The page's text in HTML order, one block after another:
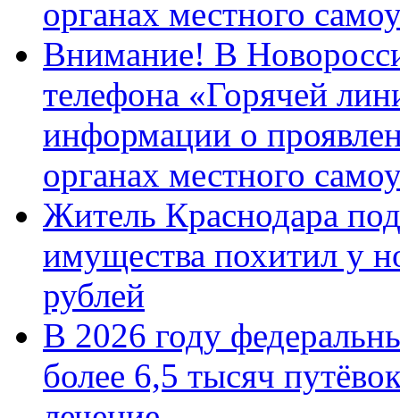
органах местного
Внимание! В
телефона «Горячей
информации о
органах местного
Житель Краснодара
имущества похитил у
рублей
В 2026 году
более 6,5 тысяч